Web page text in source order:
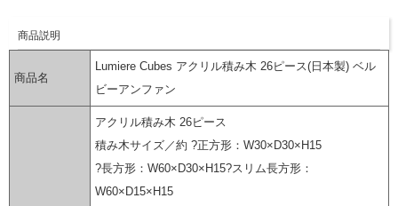
商品説明
商品名
Lumiere Cubes アクリル積み木 26ピース(日本製) ベル
ビーアンファン
アクリル積み木 26ピース
積み木サイズ／約 ?正方形：W30×D30×H15
?長方形：W60×D30×H15?スリム長方形：
W60×D15×H15